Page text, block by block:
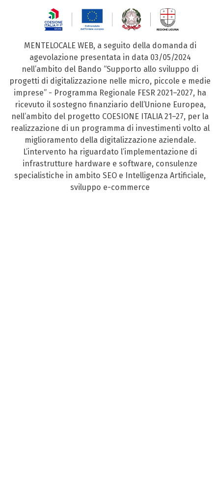
MENTELOCALE WEB, a seguito della domanda di
agevolazione presentata in data 03/05/2024
nell’ambito del Bando “Supporto allo sviluppo di
progetti di digitalizzazione nelle micro, piccole e medie
imprese” - Programma Regionale FESR 2021–2027, ha
ricevuto il sostegno finanziario dell’Unione Europea,
nell’ambito del progetto COESIONE ITALIA 21–27, per la
realizzazione di un programma di investimenti volto al
miglioramento della digitalizzazione aziendale.
L’intervento ha riguardato l’implementazione di
infrastrutture hardware e software, consulenze
specialistiche in ambito SEO e Intelligenza Artificiale,
sviluppo e-commerce